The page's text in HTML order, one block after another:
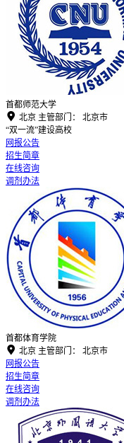
首都师范大学
 北京 主管部门：
北京市
“双一流”建设高校
网报公告
招生简章
在线咨询
调剂办法
首都体育学院
 北京 主管部门：
北京市
网报公告
招生简章
在线咨询
调剂办法